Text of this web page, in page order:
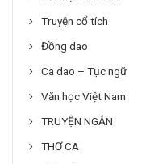
Truyện cổ tích
Đồng dao
Ca dao – Tục ngữ
Văn học Việt Nam
TRUYỆN NGẮN
THƠ CA